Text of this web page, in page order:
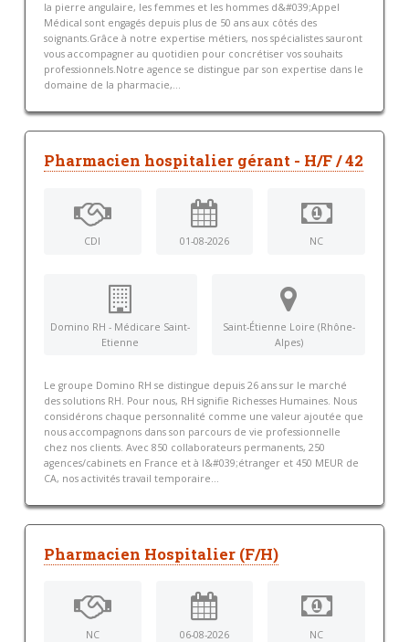
la pierre angulaire, les femmes et les hommes d&#039;Appel
Médical sont engagés depuis plus de 50 ans aux côtés des
soignants.Grâce à notre expertise métiers, nos spécialistes sauront
vous accompagner au quotidien pour concrétiser vos souhaits
professionnels.Notre agence se distingue par son expertise dans le
domaine de la pharmacie,...
Pharmacien hospitalier gérant - H/F / 42
CDI 01-08-2026 NC
Domino RH - Médicare Saint-
Etienne
Saint-Étienne Loire (Rhône-
Alpes)
Le groupe Domino RH se distingue depuis 26 ans sur le marché
des solutions RH. Pour nous, RH signifie Richesses Humaines. Nous
considérons chaque personnalité comme une valeur ajoutée que
nous accompagnons dans son parcours de vie professionnelle
chez nos clients. Avec 850 collaborateurs permanents, 250
agences/cabinets en France et à l&#039;étranger et 450 MEUR de
CA, nos activités travail temporaire...
Pharmacien Hospitalier (F/H)
NC 06-08-2026 NC